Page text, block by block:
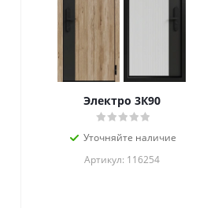
Электро 3К90
Уточняйте наличие
Артикул: 116254